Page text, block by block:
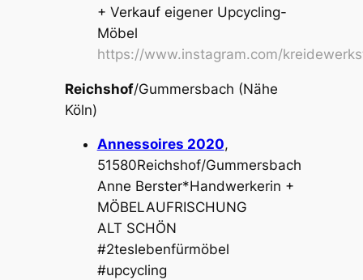
+ Verkauf eigener Upcycling-
Möbel
https://www.instagram.com/
Reichshof/Gummersbach (Nähe
Köln)
Annessoires 2020,
51580Reichshof/Gummersbach
Anne Berster*Handwerkerin +
MÖBELAUFRISCHUNG
ALT SCHÖN
#2teslebenfürmöbel
#upcycling